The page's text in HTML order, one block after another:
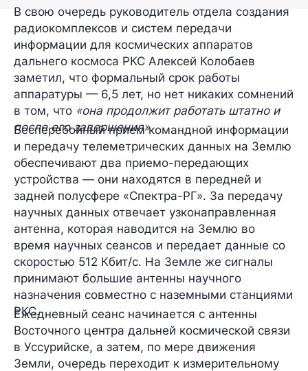
В свою очередь руководитель отдела создания
радиокомплексов и систем передачи
информации для космических аппаратов
дальнего космоса РКС Алексей Колобаев
заметил, что формальный срок работы
аппаратуры — 6,5 лет, но нет никаких сомнений
в том, что «она продолжит работать штатно и
после его завершения».
Бесперебойный прием командной информации
и передачу телеметрических данных на Землю
обеспечивают два приемо-передающих
устройства — они находятся в передней и
задней полусфере «Спектра-РГ». За передачу
научных данных отвечает узконаправленная
антенна, которая наводится на Землю во
время научных сеансов и передает данные со
скоростью 512 Кбит/с. На Земле же сигналы
принимают большие антенны научного
назначения совместно с наземными станциями
РКС.
Ежедневный сеанс начинается с антенны
Восточного центра дальней космической связи
в Уссурийске, а затем, по мере движения
Земли, очередь переходит к измерительному